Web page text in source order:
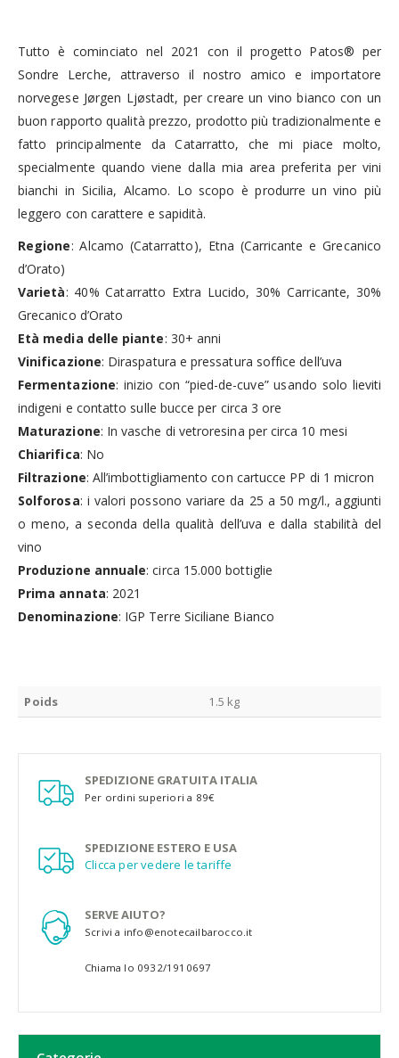
Tutto è cominciato nel 2021 con il progetto Patos® per
Sondre Lerche, attraverso il nostro amico e importatore
norvegese Jørgen Ljøstadt, per creare un vino bianco con un
buon rapporto qualità prezzo, prodotto più tradizionalmente e
fatto principalmente da Catarratto, che mi piace molto,
specialmente quando viene dalla mia area preferita per vini
bianchi in Sicilia, Alcamo. Lo scopo è produrre un vino più
leggero con carattere e sapidità.
Regione: Alcamo (Catarratto), Etna (Carricante e Grecanico
d’Orato)
Varietà: 40% Catarratto Extra Lucido, 30% Carricante, 30%
Grecanico d’Orato
Età media delle piante: 30+ anni
Vinificazione: Diraspatura e pressatura soffice dell’uva
Fermentazione: inizio con “pied-de-cuve” usando solo lieviti
indigeni e contatto sulle bucce per circa 3 ore
Maturazione: In vasche di vetroresina per circa 10 mesi
Chiarifica: No
Filtrazione: All’imbottigliamento con cartucce PP di 1 micron
Solforosa: i valori possono variare da 25 a 50 mg/l., aggiunti
o meno, a seconda della qualità dell’uva e dalla stabilità del
vino
Produzione annuale: circa 15.000 bottiglie
Prima annata: 2021
Denominazione: IGP Terre Siciliane Bianco
Poids 1.5 kg
SPEDIZIONE GRATUITA ITALIA
Per ordini superiori a 89€
SPEDIZIONE ESTERO E USA
Clicca per vedere le tariffe
SERVE AIUTO?
Scrivi a info@enotecailbarocco.it
Chiama lo 0932/1910697